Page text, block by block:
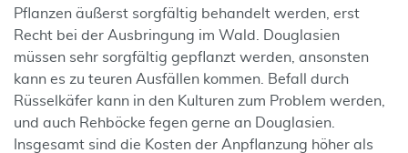
Pflanzen äußerst sorgfältig behandelt werden, erst
Recht bei der Ausbringung im Wald. Douglasien
müssen sehr sorgfältig gepflanzt werden, ansonsten
kann es zu teuren Ausfällen kommen. Befall durch
Rüsselkäfer kann in den Kulturen zum Problem werden,
und auch Rehböcke fegen gerne an Douglasien.
Insgesamt sind die Kosten der Anpflanzung höher als